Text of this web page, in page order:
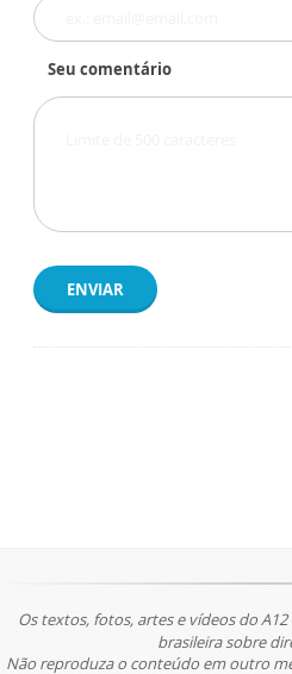
Seu comentário
ENVIAR
Os textos, fotos, artes e vídeos do
brasileira sobre
Não reproduza o conteúdo em outro